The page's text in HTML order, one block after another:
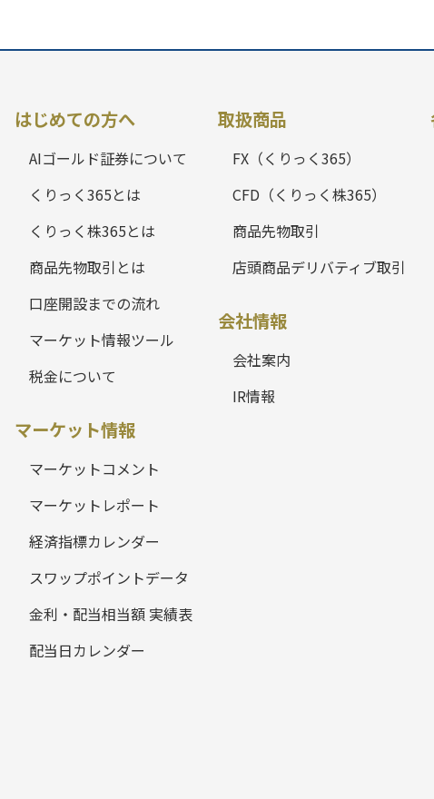
はじめての方へ
AIゴールド証券について
くりっく365とは
くりっく株365とは
商品先物取引とは
口座開設までの流れ
マーケット情報ツール
税金について
マーケット情報
マーケットコメント
マーケットレポート
経済指標カレンダー
スワップポイントデータ
金利・配当相当額 実績表
配当日カレンダー
取扱商品
FX（くりっく365）
CFD（くりっく株365）
商品先物取引
店頭商品デリバティブ取引
会社情報
会社案内
IR情報